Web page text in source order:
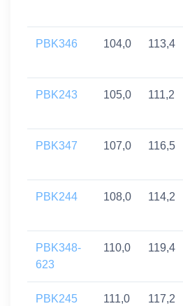
PBK346 104,0 113,4
PBK243 105,0 111,2
PBK347 107,0 116,5
PBK244 108,0 114,2
PBK348-
623
110,0 119,4
PBK245 111,0 117,2